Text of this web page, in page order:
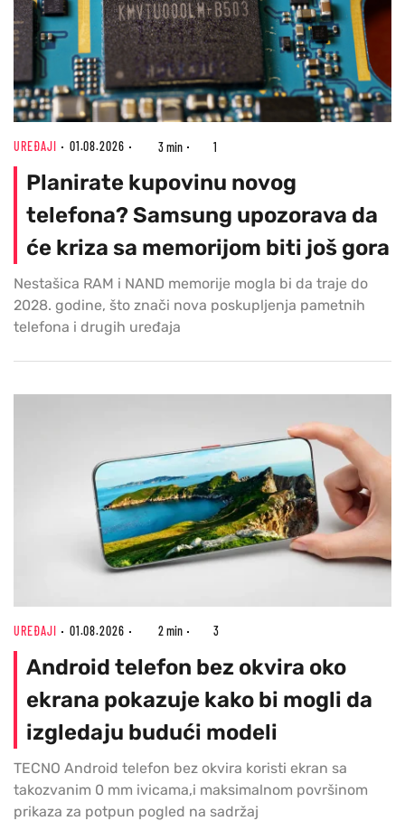
UREĐAJI 01.08.2026 3 min 1
Planirate kupovinu novog
telefona? Samsung upozorava da
će kriza sa memorijom biti još gora
Nestašica RAM i NAND memorije mogla bi da traje do
2028. godine, što znači nova poskupljenja pametnih
telefona i drugih uređaja
UREĐAJI 01.08.2026 2 min 3
Android telefon bez okvira oko
ekrana pokazuje kako bi mogli da
izgledaju budući modeli
TECNO Android telefon bez okvira koristi ekran sa
takozvanim 0 mm ivicama,i maksimalnom površinom
prikaza za potpun pogled na sadržaj